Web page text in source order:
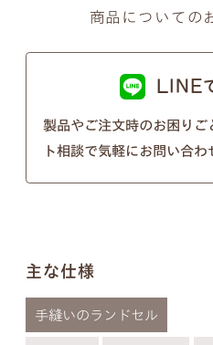
商品についての
LINE
製品やご注文時のお困りご
ト相談で気軽にお問い合わ
主な仕様
手縫いのランドセル
承ください。
注意
筆記体のSとT、zとxについ
筆記体のSとT、zとxの文
ではないかとのお問い合
ておりますのでご安心くだ
ることはできないので、あ